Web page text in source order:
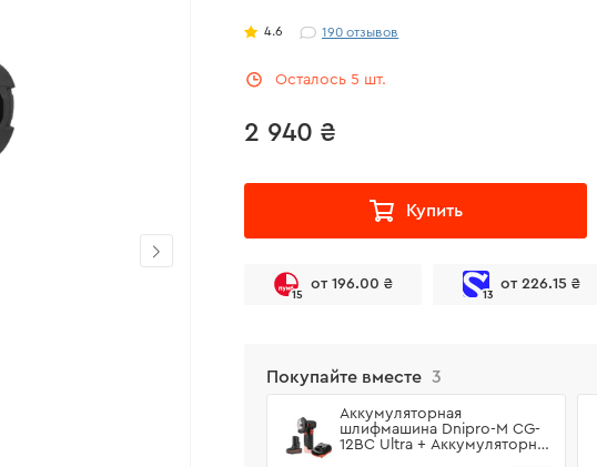
4.6 190отзывов
Осталось 5 шт.
2 940 ₴
Купить
15
от 196.00 ₴
13
от 226.15 ₴
Покупайте вместе 3
Аккумуляторная
шлифмашина Dnipro-M СG-
12BC Ultra + Аккумуляторная